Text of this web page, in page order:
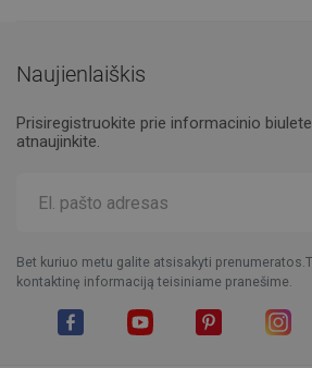
Naujienlaiškis
Prisiregistruokite prie informacinio
atnaujinkite.
Bet kuriuo metu galite atsisakyti
kontaktinę informaciją teisiniame pranešime.